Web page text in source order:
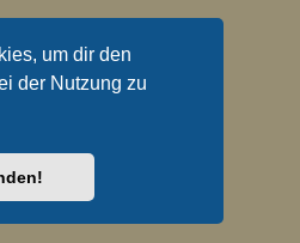
um dir den
der Nutzung zu